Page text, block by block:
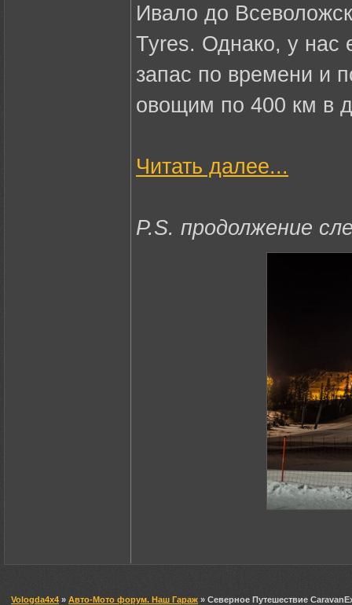
Ивало до
Tyres. Однако, у нас
запас по времени и
овощим по 400 км в
Читать далее...
P.S. продолжение
Vologda4x4 » Авто-Мото форум. Наш Гараж » Северное Путешествие